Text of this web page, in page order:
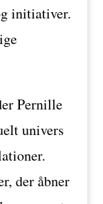
initiativer.
Pernille
univers
der åbner